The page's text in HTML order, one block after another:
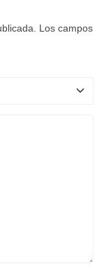
Los campos